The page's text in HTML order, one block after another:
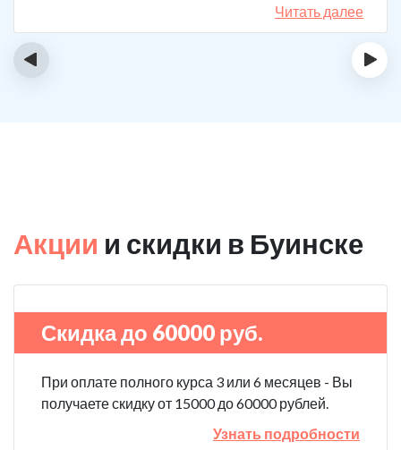
выкарабкался. После курса вышел здоровым. Больше
не принимает.
Читать далее
‹ ›
Акции и скидки в Буинске
Скидка до 60000 руб.
При оплате полного курса 3 или 6 месяцев - Вы
получаете скидку от 15000 до 60000 рублей.
Узнать подробности